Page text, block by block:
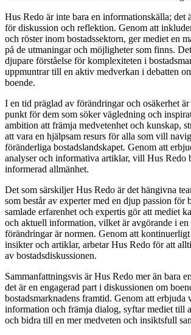
Hus Redo är inte bara en informationskälla; det
för diskussion och reflektion. Genom att
och röster inom bostadssektorn, ger mediet en
på de utmaningar och möjligheter som finns.
djupare förståelse för komplexiteten i
uppmuntrar till en aktiv medverkan i debatten
boende.
I en tid präglad av förändringar och osäkerhet
punkt för dem som söker vägledning och
ambition att främja medvetenhet och kunskap,
att vara en hjälpsam resurs för alla som vill
föränderliga bostadslandskapet. Genom att
analyser och informativa artiklar, vill Hus Redo
informerad allmänhet.
Det som särskiljer Hus Redo är det hängivna
som består av experter med en djup passion för
samlade erfarenhet och expertis gör att mediet
och aktuell information, vilket är avgörande i en
förändringar är normen. Genom att kontinuerligt
insikter och artiklar, arbetar Hus Redo för att
av bostadsdiskussionen.
Sammanfattningsvis är Hus Redo mer än bara
det är en engagerad part i diskussionen om
bostadsmarknadens framtid. Genom att erbjuda
information och främja dialog, syftar mediet till
och bidra till en mer medveten och insiktsfull